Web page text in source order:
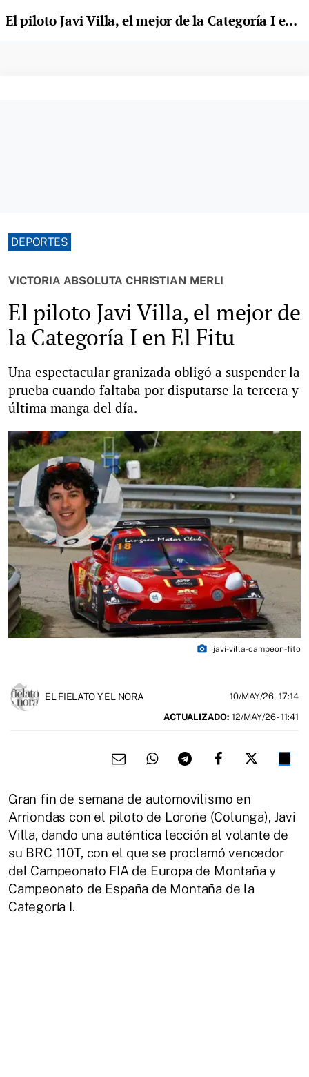
El piloto Javi Villa, el mejor de la Categoría I en El Fitu
DEPORTES
VICTORIA ABSOLUTA CHRISTIAN MERLI
El piloto Javi Villa, el mejor de
la Categoría I en El Fitu
Una espectacular granizada obligó a suspender la
prueba cuando faltaba por disputarse la tercera y
última manga del día.
photo_camera javi-villa-campeon-fito
EL FIELATO Y EL NORA 10/MAY/26- 17:14
ACTUALIZADO: 12/MAY/26 - 11:41
Gran fin de semana de automovilismo en
Arriondas con el piloto de Loroñe (Colunga), Javi
Villa, dando una auténtica lección al volante de
su BRC 110T, con el que se proclamó vencedor
del Campeonato FIA de Europa de Montaña y
Campeonato de España de Montaña de la
Categoría I.